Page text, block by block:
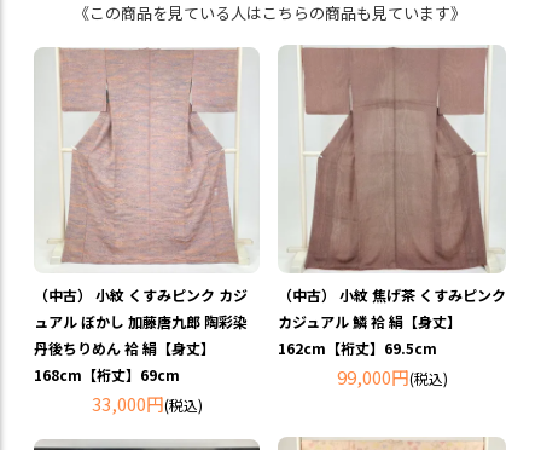
《この商品を見ている人はこちらの商品も見ています》
（中古） 小紋 くすみピンク カジ
ュアル ぼかし 加藤唐九郎 陶彩染
丹後ちりめん 袷 絹【身丈】
168cm【裄丈】69cm
33,000円(税込)
（中古） 小紋 焦げ茶 くすみピンク
カジュアル 鱗 袷 絹【身丈】
162cm【裄丈】69.5cm
99,000円(税込)